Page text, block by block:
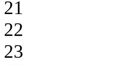
21
22
23